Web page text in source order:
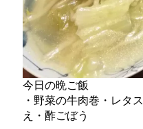
今日の晩ご飯
・野菜の牛肉巻・レタ
え・酢ごぼう